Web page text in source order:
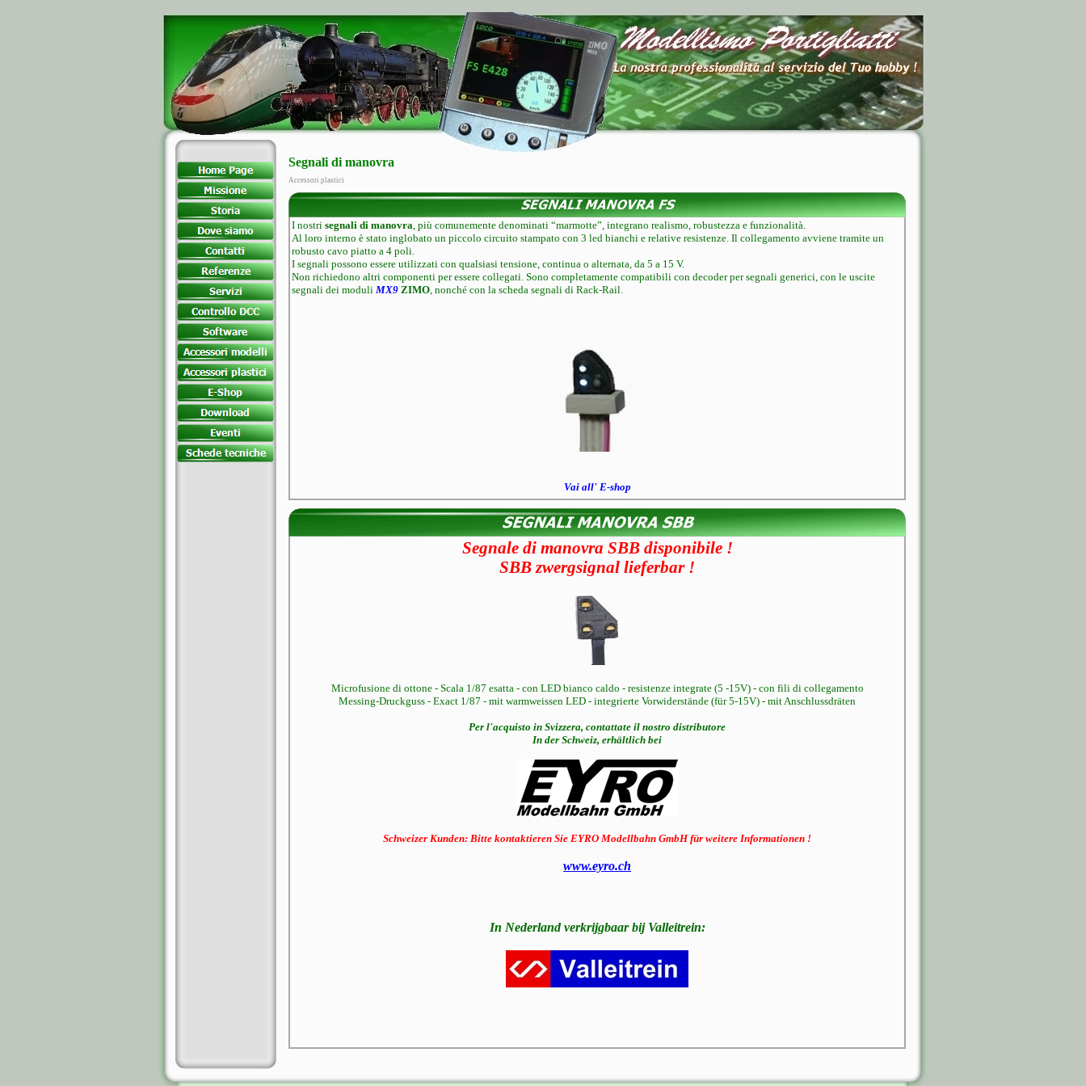
Segnali di manovra
Accessori plastici
I nostri segnali di manovra, più comunemente denominati “marmotte”, integrano realismo, robustezza e funzionalità.
Al loro interno è stato inglobato un piccolo circuito stampato con 3 led bianchi e relative resistenze. Il collegamento avviene tramite un
robusto cavo piatto a 4 poli.
I segnali possono essere utilizzati con qualsiasi tensione, continua o alternata, da 5 a 15 V.
Non richiedono altri componenti per essere collegati. Sono completamente compatibili con decoder per segnali generici, con le uscite
segnali dei moduli MX9 ZIMO, nonché con la scheda segnali di Rack-Rail.
Vai all' E-shop
Segnale di manovra SBB disponibile !
SBB zwergsignal lieferbar !
Microfusione di ottone - Scala 1/87 esatta - con LED bianco caldo - resistenze integrate (5 -15V) - con fili di collegamento
Messing-Druckguss - Exact 1/87 - mit warmweissen LED - integrierte Vorwiderstände (für 5-15V) - mit Anschlussdräten
Per l'acquisto in Svizzera, contattate il nostro distributore
In der Schweiz, erhältlich bei
Schweizer Kunden: Bitte kontaktieren Sie EYRO Modellbahn GmbH für weitere Informationen !
www.eyro.ch
In Nederland verkrijgbaar bij Valleitrein: